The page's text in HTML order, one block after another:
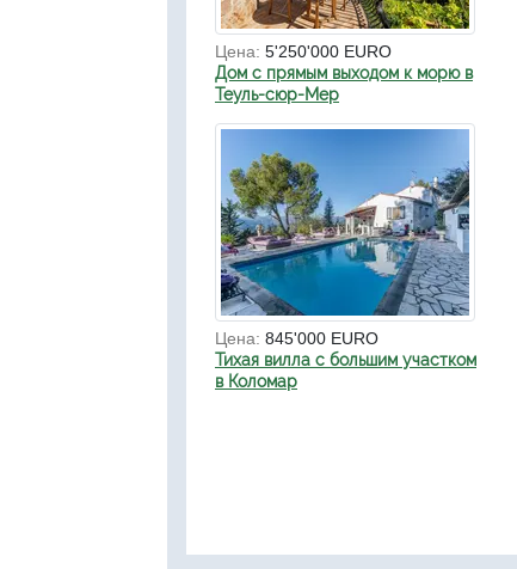
Цена: 5'250'000 EURO
Дом с прямым выходом к морю в
Теуль-сюр-Мер
Цена: 845'000 EURO
Тихая вилла с большим участком
в Коломар